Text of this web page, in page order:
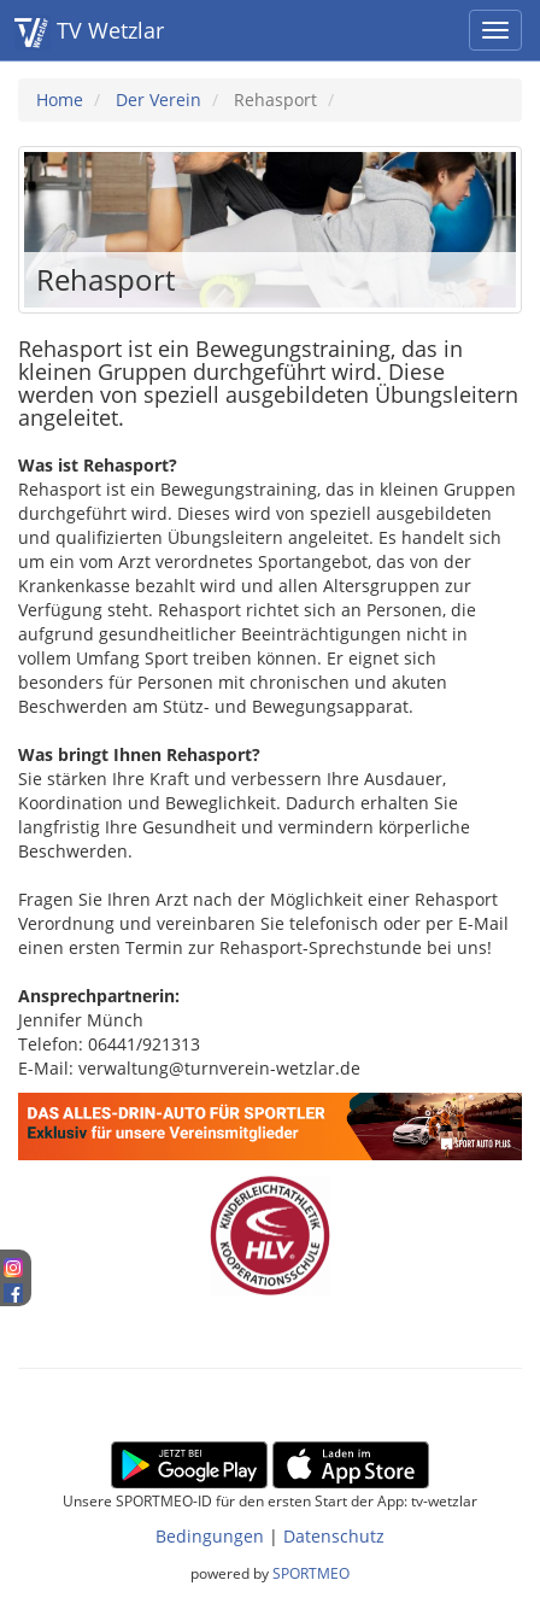
TV Wetzlar
Home Der Verein Rehasport
Rehasport
Rehasport ist ein Bewegungstraining, das in
kleinen Gruppen durchgeführt wird. Diese
werden von speziell ausgebildeten Übungsleitern
angeleitet.
Was ist Rehasport?
Rehasport ist ein Bewegungstraining, das in kleinen Gruppen
durchgeführt wird. Dieses wird von speziell ausgebildeten
und qualifizierten Übungsleitern angeleitet. Es handelt sich
um ein vom Arzt verordnetes Sportangebot, das von der
Krankenkasse bezahlt wird und allen Altersgruppen zur
Verfügung steht. Rehasport richtet sich an Personen, die
aufgrund gesundheitlicher Beeinträchtigungen nicht in
vollem Umfang Sport treiben können. Er eignet sich
besonders für Personen mit chronischen und akuten
Beschwerden am Stütz- und Bewegungsapparat.
Was bringt Ihnen Rehasport?
Sie stärken Ihre Kraft und verbessern Ihre Ausdauer,
Koordination und Beweglichkeit. Dadurch erhalten Sie
langfristig Ihre Gesundheit und vermindern körperliche
Beschwerden.
Fragen Sie Ihren Arzt nach der Möglichkeit einer Rehasport
Verordnung und vereinbaren Sie telefonisch oder per E-Mail
einen ersten Termin zur Rehasport-Sprechstunde bei uns!
Ansprechpartnerin:
Jennifer Münch
Telefon: 06441/921313
E-Mail: verwaltung@turnverein-wetzlar.de
Unsere SPORTMEO-ID für den ersten Start der App: tv-wetzlar
Bedingungen | Datenschutz
powered bySPORTMEO